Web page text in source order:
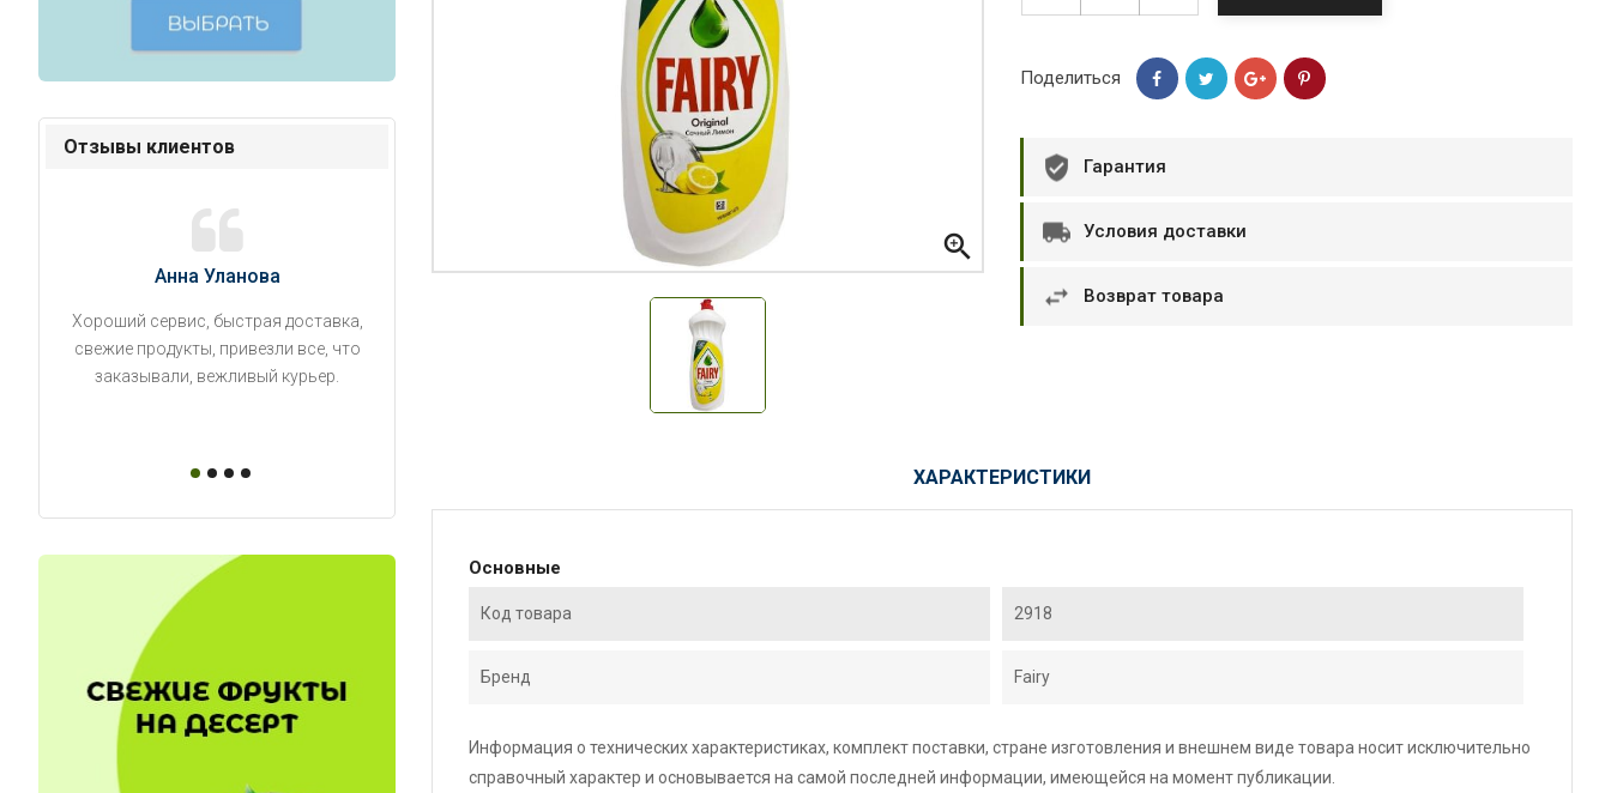
Отзывы клиентов
Анна Уланова
Хороший сервис, быстрая доставка,
свежие продукты, привезли все, что
заказывали, вежливый курьер.
Александр П. Ольга Кузяева
Лежу в больнице, сделала заказ, все
привезли раньше назначенного
времени. Курьер Анвар, спасибо ему!

Поделиться
Гарантия
Условия доставки
Возврат товара
ХАРАКТЕРИСТИКИ
Основные
Код товара 2918
Бренд Fairy
Информация о технических характеристиках, комплект поставки, стране изготовления и внешнем виде товара носит исключительно
справочный характер и основывается на самой последней информации, имеющейся на момент публикации.